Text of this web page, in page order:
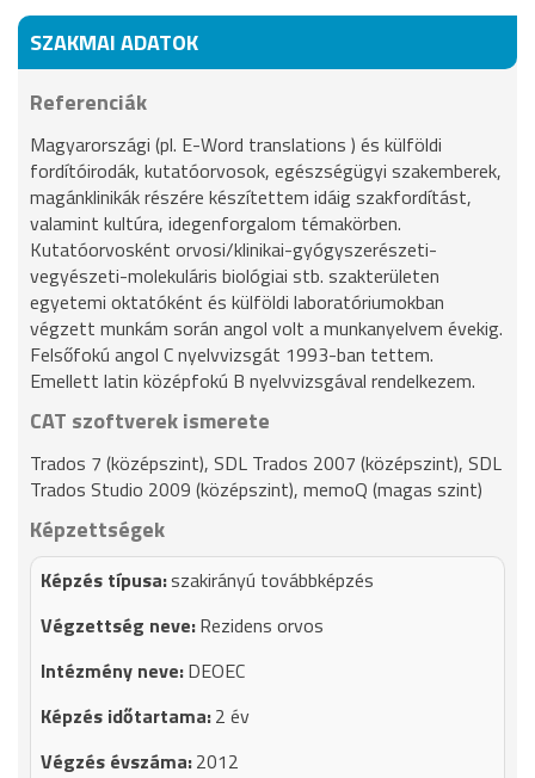
SZAKMAI ADATOK
Referenciák
Magyarországi (pl. E-Word translations ) és külföldi
fordítóirodák, kutatóorvosok, egészségügyi szakemberek,
magánklinikák részére készítettem idáig szakfordítást,
valamint kultúra, idegenforgalom témakörben.
Kutatóorvosként orvosi/klinikai-gyógyszerészeti-
vegyészeti-molekuláris biológiai stb. szakterületen
egyetemi oktatóként és külföldi laboratóriumokban
végzett munkám során angol volt a munkanyelvem évekig.
Felsőfokú angol C nyelvvizsgát 1993-ban tettem.
Emellett latin középfokú B nyelvvizsgával rendelkezem.
CAT szoftverek ismerete
Trados 7 (középszint), SDL Trados 2007 (középszint), SDL
Trados Studio 2009 (középszint), memoQ (magas szint)
Képzettségek
szakirányú továbbképzés
Rezidens orvos
DEOEC
2 év
2012